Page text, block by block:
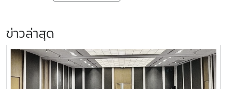
ข่าวล่าสุด